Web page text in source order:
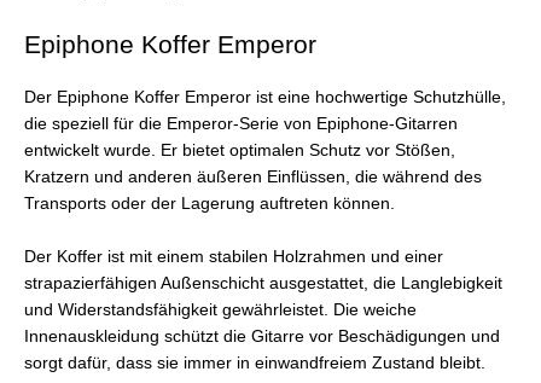
Epiphone Koffer Emperor
Der Epiphone Koffer Emperor ist eine hochwertige Schutzhülle,
die speziell für die Emperor-Serie von Epiphone-Gitarren
entwickelt wurde. Er bietet optimalen Schutz vor Stößen,
Kratzern und anderen äußeren Einflüssen, die während des
Transports oder der Lagerung auftreten können.
Der Koffer ist mit einem stabilen Holzrahmen und einer
strapazierfähigen Außenschicht ausgestattet, die Langlebigkeit
und Widerstandsfähigkeit gewährleistet. Die weiche
Innenauskleidung schützt die Gitarre vor Beschädigungen und
sorgt dafür, dass sie immer in einwandfreiem Zustand bleibt.